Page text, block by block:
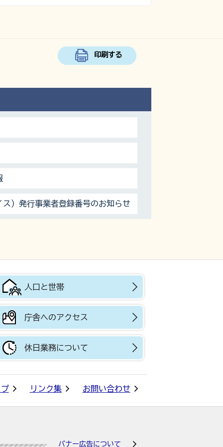
印刷する
）発行事業者登録番号のお知らせ
人口と世帯
庁舎へのアクセス
休日業務について
リンク集 お問い合わせ
バナー広告について